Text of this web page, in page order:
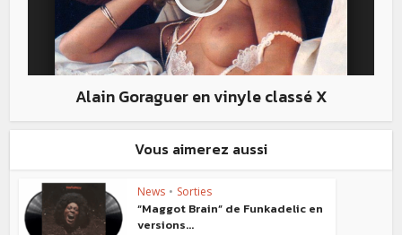
Alain Goraguer en vinyle classé X
Vous aimerez aussi
News • Sorties
“Maggot Brain” de Funkadelic en
versions...